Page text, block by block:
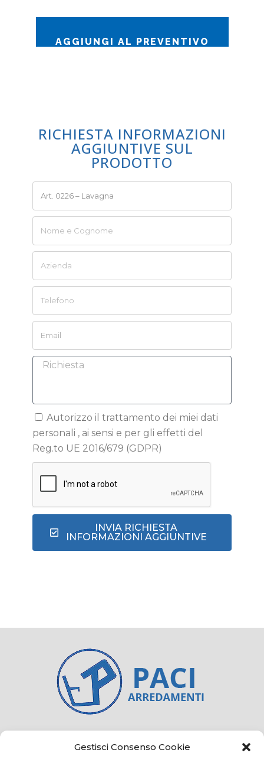
Gestisci Consenso Cookie
AGGIUNGI AL PREVENTIVO
RICHIESTA INFORMAZIONI
AGGIUNTIVE SUL
PRODOTTO
Autorizzo il trattamento dei miei dati
personali , ai sensi e per gli effetti del
Reg.to UE 2016/679 (GDPR)
INVIA RICHIESTA
INFORMAZIONI AGGIUNTIVE
Credits Privacy and cookie